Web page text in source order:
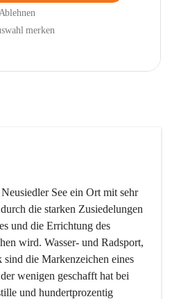
merken
See ein Ort mit sehr
die starken Zusiedelungen
und die Errichtung des
wird. Wasser- und Radsport,
die Markenzeichen eines
wenigen geschafft hat bei
und hundertprozentig